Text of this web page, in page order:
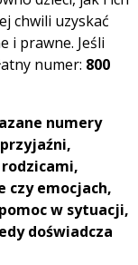
chwili uzyskać
i prawne. Jeśli
numer: 800
numery
czy emocjach,
w sytuacji,
doświadcza